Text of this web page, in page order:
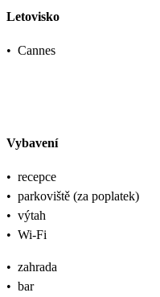
Letovisko
• Cannes
Vybavení
• recepce
• parkoviště (za poplatek)
• výtah
• Wi-Fi
• zahrada
• bar